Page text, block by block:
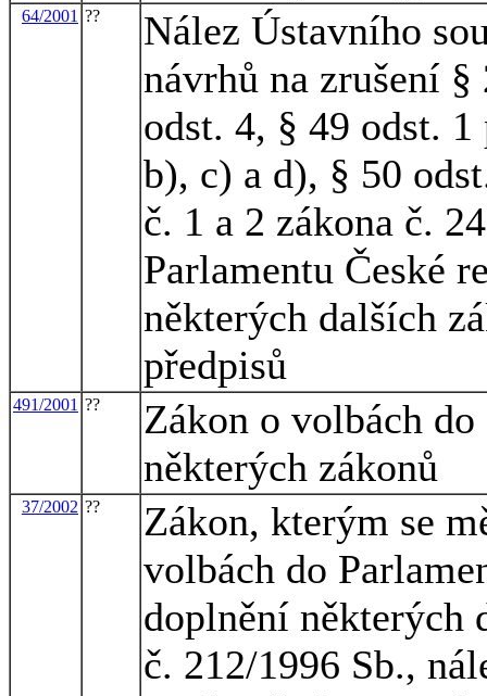
64/2001 ??
Nález Ústavního
návrhů na zrušení
odst. 4, § 49 odst.
b), c) a d), § 50
č. 1 a 2 zákona č.
Parlamentu České
některých dalších
předpisů
491/2001 ??
Zákon o volbách
některých zákonů
37/2002 ??
Zákon, kterým se
volbách do
doplnění některých
č. 212/1996 Sb.,